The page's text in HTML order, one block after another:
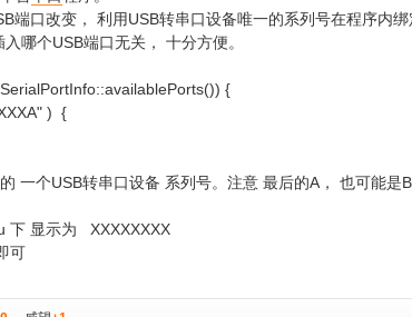
端口改变， 利用USB转串口设备唯一的系列号在程序内绑
哪个USB端口无关， 十分方便。
{
) {
的 一个USB转串口设备 系列号。注意 最后的A， 也可能是
下 显示为 XXXXXXXX
可